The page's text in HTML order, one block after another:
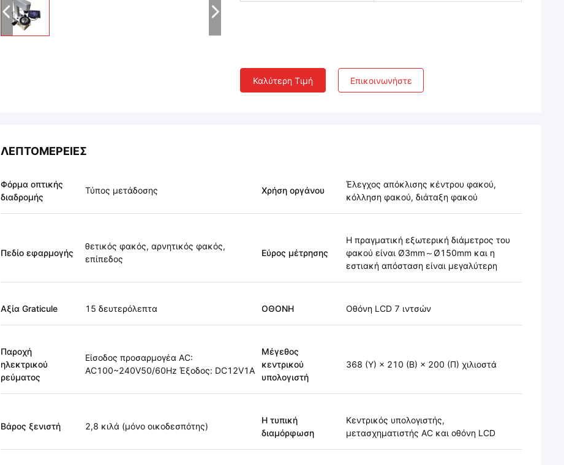
Καλύτερη Τιμή Επικοινωνήστε
ΛΕΠΤΟΜΈΡΕΙΕΣ
Φόρμα οπτικής
διαδρομής
Τύπος μετάδοσης Χρήση οργάνου
Έλεγχος απόκλισης κέντρου φακού,
κόλληση φακού, διάταξη φακού
Πεδίο εφαρμογής
θετικός φακός, αρνητικός φακός,
επίπεδος
Εύρος μέτρησης
Η πραγματική εξωτερική διάμετρος του
φακού είναι Ø3mm～Ø150mm και η
εστιακή απόσταση είναι μεγαλύτερη
Αξία Graticule 15 δευτερόλεπτα ΟΘΟΝΗ Οθόνη LCD 7 ιντσών
Παροχή
ηλεκτρικού
ρεύματος
Είσοδος προσαρμογέα AC:
AC100~240V50/60Hz Έξοδος: DC12V1A
Μέγεθος
κεντρικού
υπολογιστή
368 (Υ) × 210 (Β) × 200 (Π) χιλιοστά
Βάρος ξενιστή 2,8 κιλά (μόνο οικοδεσπότης)
Η τυπική
διαμόρφωση
Κεντρικός υπολογιστής,
μετασχηματιστής AC και οθόνη LCD